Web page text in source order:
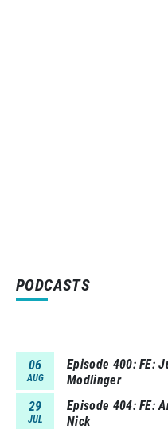
PODCASTS
06
AUG
Episode 400 FE:
Modlinger
29
JUL
Episode 404 FE:
Nick